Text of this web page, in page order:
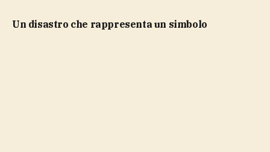
Un disastro che rappresenta un simbolo